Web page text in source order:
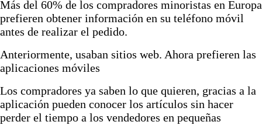
Más del 60% de los compradores minoristas en Europa
prefieren obtener información en su teléfono móvil
antes de realizar el pedido.
Anteriormente, usaban sitios web. Ahora prefieren las
aplicaciones móviles
Los compradores ya saben lo que quieren, gracias a la
aplicación pueden conocer los artículos sin hacer
perder el tiempo a los vendedores en pequeñas